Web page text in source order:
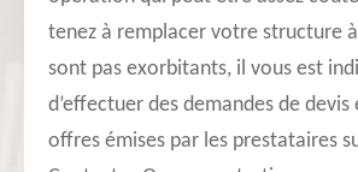
tenez à remplacer votre structure
sont pas exorbitants, il vous est
d’effectuer des demandes de
offres émises par les prestataires